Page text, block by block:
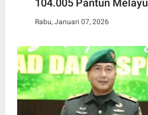
104.005 Pantun Melayu
Rabu, Januari 07, 2026